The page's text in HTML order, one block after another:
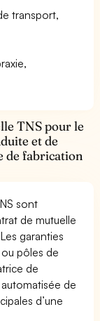
transport,
TNS pour le
et de
de fabrication
sont
de mutuelle
garanties
pôles de
de
de
d’une